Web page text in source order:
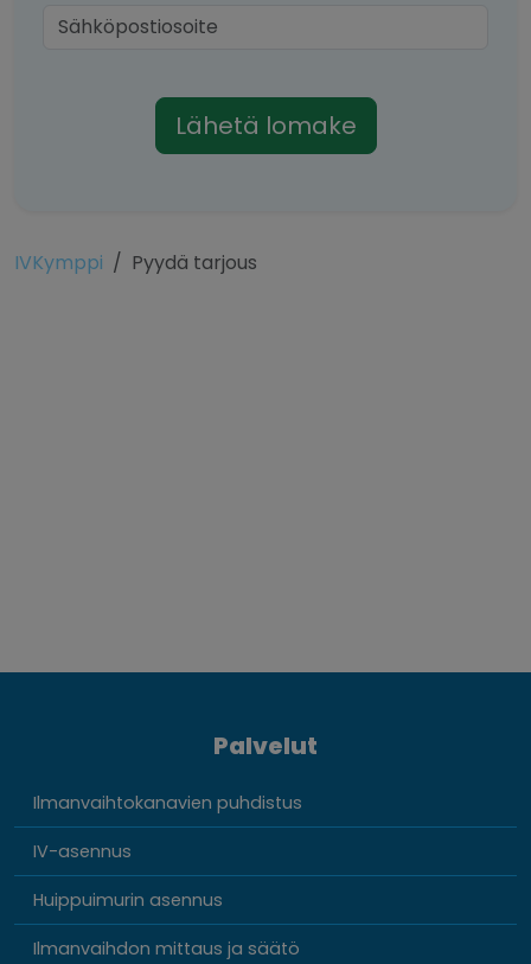
IVKymppi Pyydä tarjous
Palvelut
Ilmanvaihtokanavien puhdistus
IV-asennus
Huippuimurin asennus
Ilmanvaihdon mittaus ja säätö